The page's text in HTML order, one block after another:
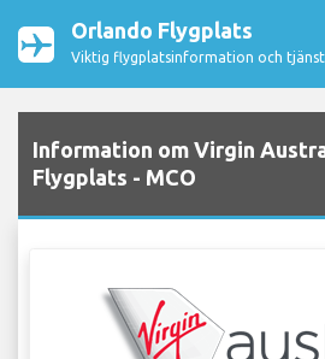
Orlando Flygplats
Viktig flygplatsinformation och
Information om Virgin
Flygplats - MCO